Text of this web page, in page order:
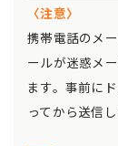
〈注意〉
携帯電話のメ
ールが迷惑メ
ます。事前に
ってから送信